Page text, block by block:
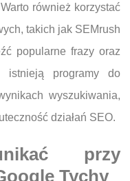
również korzystać
takich jak SEMrush
popularne frazy oraz
istnieją programy do
wyszukiwania,
działań SEO.
przy
Tychy